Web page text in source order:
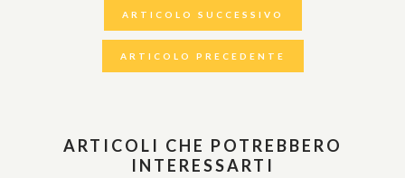
ARTICOLO SUCCESSIVO
ARTICOLO PRECEDENTE
ARTICOLI CHE POTREBBERO
INTERESSARTI